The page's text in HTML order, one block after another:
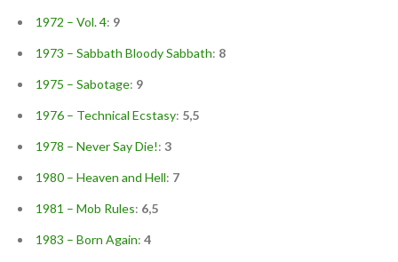
1972 – Vol. 4: 9
1973 – Sabbath Bloody Sabbath: 8
1975 – Sabotage: 9
1976 – Technical Ecstasy: 5,5
1978 – Never Say Die!: 3
1980 – Heaven and Hell: 7
1981 – Mob Rules: 6,5
1983 – Born Again: 4